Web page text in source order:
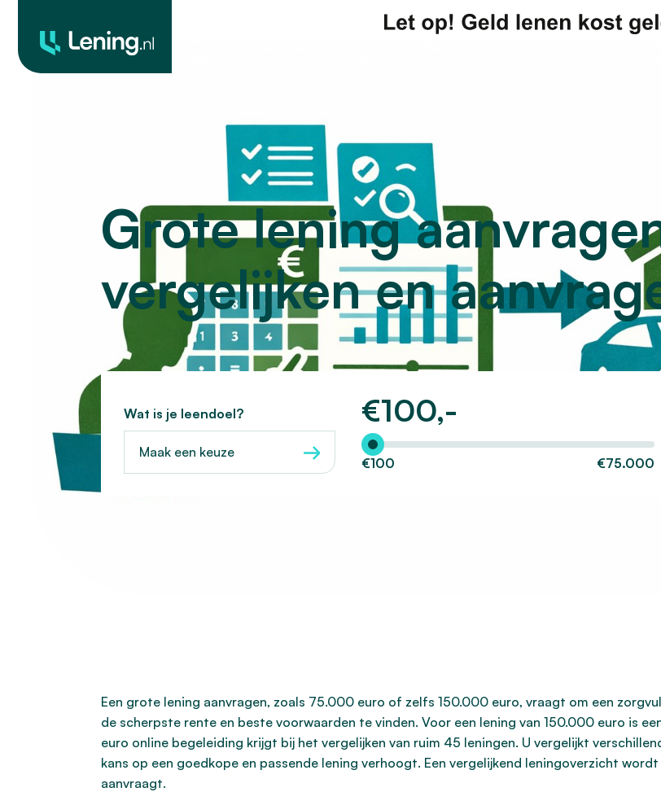
Grote lening
vergelijken en
Wat is je leendoel?
Maak een keuze
€100,-
Hoeveel wilt u lenen?
€100 €75.000
Een grote lening aanvragen, zoals 75.000 euro of zelfs 150.000 euro, vraagt om een
de scherpste rente en beste voorwaarden te vinden. Voor een lening van 150.000 euro is
euro online begeleiding krijgt bij het vergelijken van ruim 45 leningen. U vergelijkt
kans op een goedkope en passende lening verhoogt. Een vergelijkend leningoverzicht
aanvraagt.